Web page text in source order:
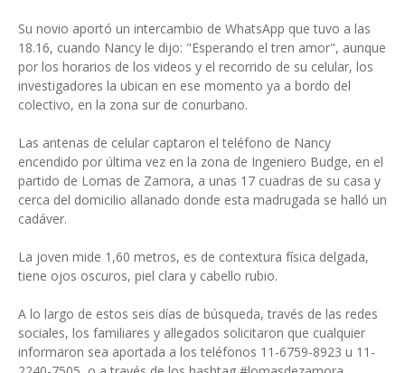
Su novio aportó un intercambio de WhatsApp que tuvo a las
18.16, cuando Nancy le dijo: "Esperando el tren amor", aunque
por los horarios de los videos y el recorrido de su celular, los
investigadores la ubican en ese momento ya a bordo del
colectivo, en la zona sur de conurbano.
Las antenas de celular captaron el teléfono de Nancy
encendido por última vez en la zona de Ingeniero Budge, en el
partido de Lomas de Zamora, a unas 17 cuadras de su casa y
cerca del domicilio allanado donde esta madrugada se halló un
cadáver.
La joven mide 1,60 metros, es de contextura física delgada,
tiene ojos oscuros, piel clara y cabello rubio.
A lo largo de estos seis días de búsqueda, través de las redes
sociales, los familiares y allegados solicitaron que cualquier
informaron sea aportada a los teléfonos 11-6759-8923 u 11-